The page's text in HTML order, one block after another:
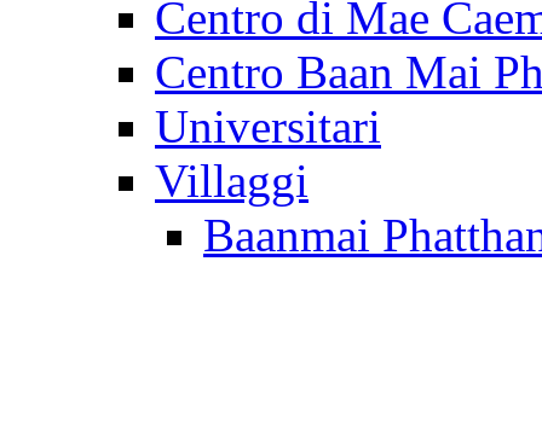
Centro di Mae
Centro Baan Mai
Universitari
Villaggi
Baanmai